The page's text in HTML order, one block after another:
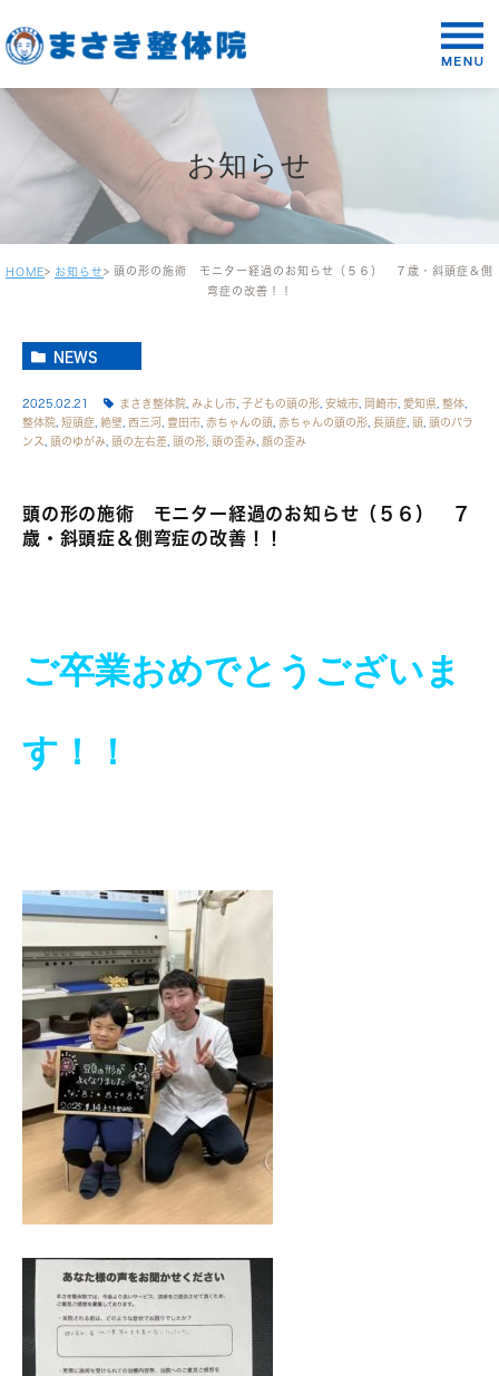
お知らせ
HOME お知らせ
頭の形の施術 モニター経過のお知らせ（５６） ７歳・斜頭症＆側
弯症の改善！！
NEWS
2025.02.21 まさき整体院 みよし市 子どもの頭の形 安城市 岡崎市 愛知県 整体
整体院 短頭症 絶壁 西三河 豊田市 赤ちゃんの頭 赤ちゃんの頭の形 長頭症 頭
頭のバラ
ンス
頭のゆがみ 頭の左右差 頭の形 頭の歪み 顔の歪み
頭の形の施術 モニター経過のお知らせ（５６） ７
歳・斜頭症＆側弯症の改善！！
ご卒業おめでとうございま
す！！